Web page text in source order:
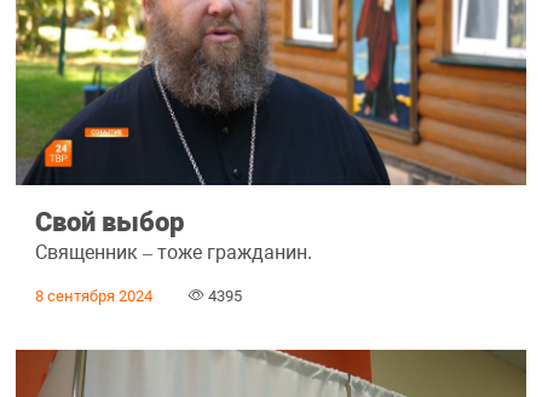
Свой выбор
Священник – тоже гражданин.
8 сентября 2024 4395